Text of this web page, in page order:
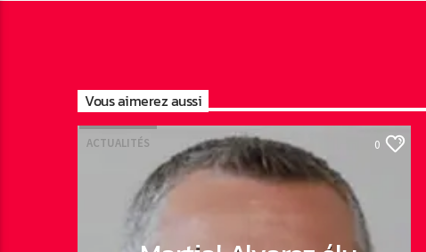
Vous aimerez aussi
ACTUALITÉS 0